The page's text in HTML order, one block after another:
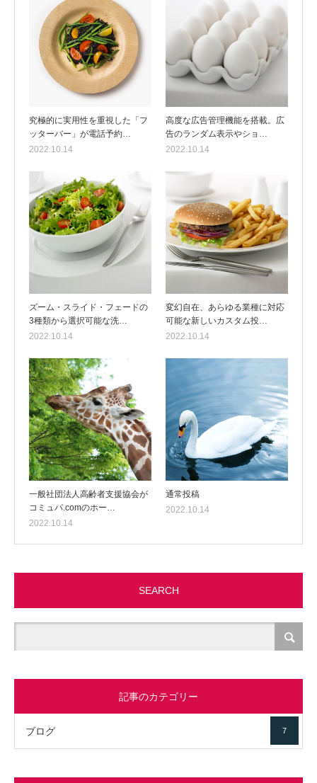
究極的に実用性を重視した「フ
ッターバー」が電話予約…
2022.10.14
高度な広告管理機能を搭載。広
告のランダム表示やショ…
2022.10.14
ズーム・スライド・フェードの
3種類から選択可能な洗…
2022.10.14
変幻自在、あらゆる業種に対応
可能な新しいカスタム投…
2022.10.14
一般社団法人高齢者支援協会が
コミュパ.comのホー…
2022.10.14
通常投稿
2022.10.14
SEARCH
記事のカテゴリー
ブログ 7